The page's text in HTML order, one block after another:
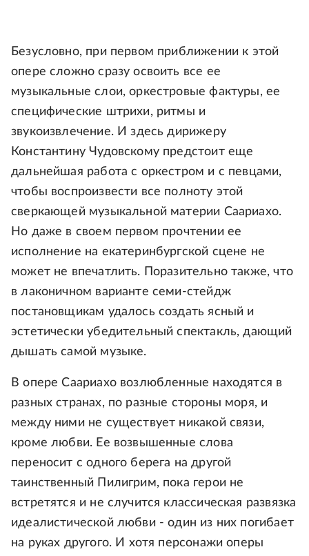
Безусловно, при первом приближении к этой
опере сложно сразу освоить все ее
музыкальные слои, оркестровые фактуры, ее
специфические штрихи, ритмы и
звукоизвлечение. И здесь дирижеру
Константину Чудовскому предстоит еще
дальнейшая работа с оркестром и с певцами,
чтобы воспроизвести все полноту этой
сверкающей музыкальной материи Саариахо.
Но даже в своем первом прочтении ее
исполнение на екатеринбургской сцене не
может не впечатлить. Поразительно также, что
в лаконичном варианте семи-стейдж
постановщикам удалось создать ясный и
эстетически убедительный спектакль, дающий
дышать самой музыке.
В опере Саариахо возлюбленные находятся в
разных странах, по разные стороны моря, и
между ними не существует никакой связи,
кроме любви. Ее возвышенные слова
переносит с одного берега на другой
таинственный Пилигрим, пока герои не
встретятся и не случится классическая развязка
идеалистической любви - один из них погибает
на руках другого. И хотя персонажи оперы